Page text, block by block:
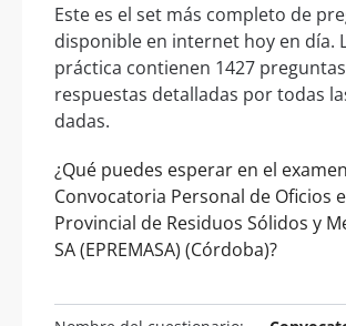
Este es el set más completo de
disponible en internet hoy en día.
práctica contienen 1427
respuestas detalladas por todas
dadas.
¿Qué puedes esperar en el
Convocatoria Personal de Oficios
Provincial de Residuos Sólidos y
SA (EPREMASA) (Córdoba)?